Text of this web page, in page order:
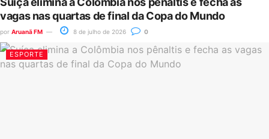
vagas nas quartas de final da Copa do Mundo
por Aruanã FM 8 de julho de 2026 0
ESPORTE